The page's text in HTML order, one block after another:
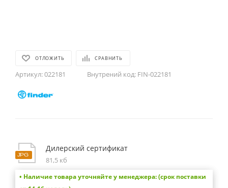
ОТЛОЖИТЬ СРАВНИТЬ
Артикул:022181 Внутрений код: FIN-022181
Дилерский сертификат
81,5 кб
• Наличие товара уточняйте у менеджера: (срок поставки